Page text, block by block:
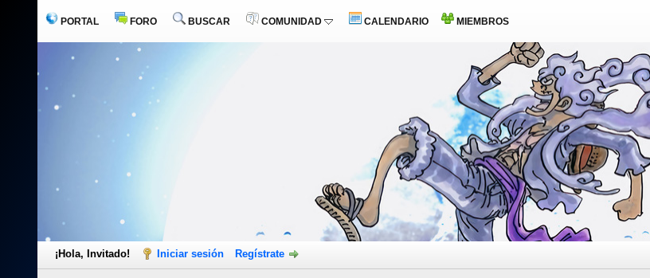
PORTAL FORO BUSCAR COMUNIDAD CALENDARIO MIEMBROS
¡Hola, Invitado! Iniciar sesión Regístrate